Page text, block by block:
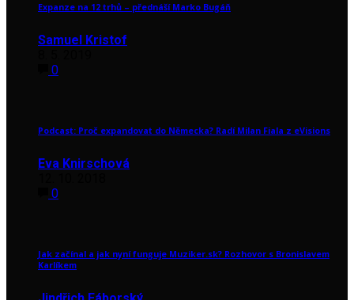
Expanze na 12 trhů – přednáší Marko Bugáň
Samuel Kristof
0
Podcast: Proč expandovat do Německa? Radí Milan Fiala z eVisions
Eva Knirschová
0
Jak začínal a jak nyní funguje Muziker.sk? Rozhovor s Bronislavem
Karlíkem